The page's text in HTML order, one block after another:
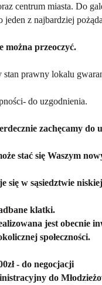
centrum miasta. Do
jeden z najbardziej
można przeoczyć.
prawny lokalu
do uzgodnienia.
zachęcamy
stać się Waszym
się w sąsiedztwie
klatki.
jest obecnie
społeczności.
- do negocjacji
do